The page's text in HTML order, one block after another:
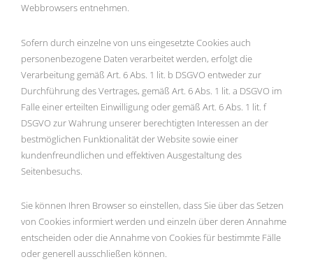
Webbrowsers entnehmen.
Sofern durch einzelne von uns eingesetzte Cookies auch
personenbezogene Daten verarbeitet werden, erfolgt die
Verarbeitung gemäß Art. 6 Abs. 1 lit. b DSGVO entweder zur
Durchführung des Vertrages, gemäß Art. 6 Abs. 1 lit. a DSGVO im
Falle einer erteilten Einwilligung oder gemäß Art. 6 Abs. 1 lit. f
DSGVO zur Wahrung unserer berechtigten Interessen an der
bestmöglichen Funktionalität der Website sowie einer
kundenfreundlichen und effektiven Ausgestaltung des
Seitenbesuchs.
Sie können Ihren Browser so einstellen, dass Sie über das Setzen
von Cookies informiert werden und einzeln über deren Annahme
entscheiden oder die Annahme von Cookies für bestimmte Fälle
oder generell ausschließen können.